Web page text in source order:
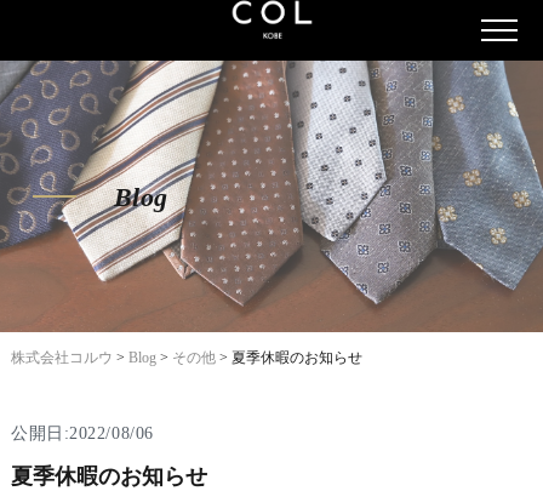
Blog
株式会社コルウ > Blog> その他> 夏季休暇のお知らせ
公開日:2022/08/06
夏季休暇のお知らせ